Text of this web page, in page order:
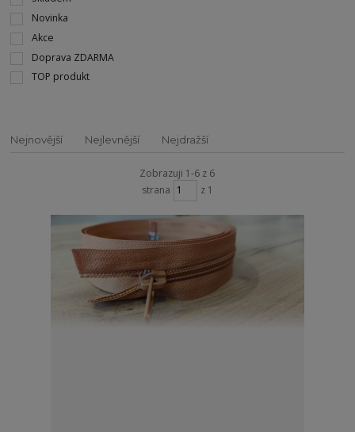
Novinka
Akce
Doprava ZDARMA
TOP produkt
Nejnovější Nejlevnější Nejdražší
Zobrazuji 1-6 z 6
strana
z 1